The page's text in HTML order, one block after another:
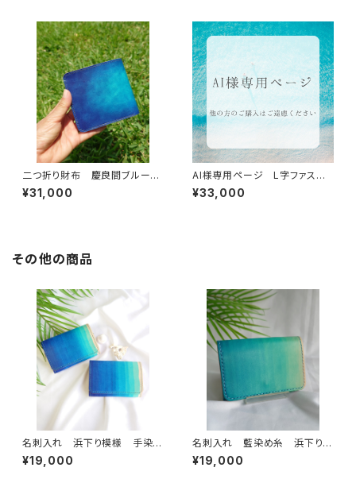
二つ折り財布 慶良間ブルー
手染め 手縫い 沖縄の海
¥31,000
AI様専用ページ L字ファスナ
ー長財布 慶良間ブルー
¥33,000
その他の商品
名刺入れ 浜下り模様 手染
め 手縫い 沖縄の海 本革
¥19,000
名刺入れ 藍染め糸 浜下り模
様 手染め 手縫い 沖縄の
海 本革
¥19,000